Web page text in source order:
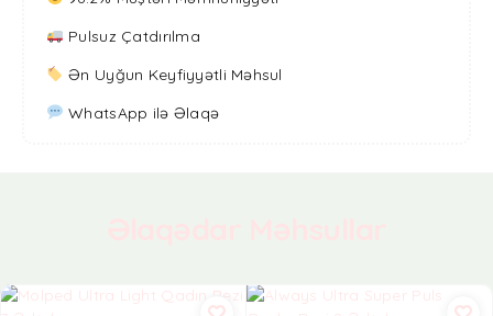
Pulsuz Çatdırılma
Ən Uyğun Keyfiyyətli Məhsul
WhatsApp ilə Əlaqə